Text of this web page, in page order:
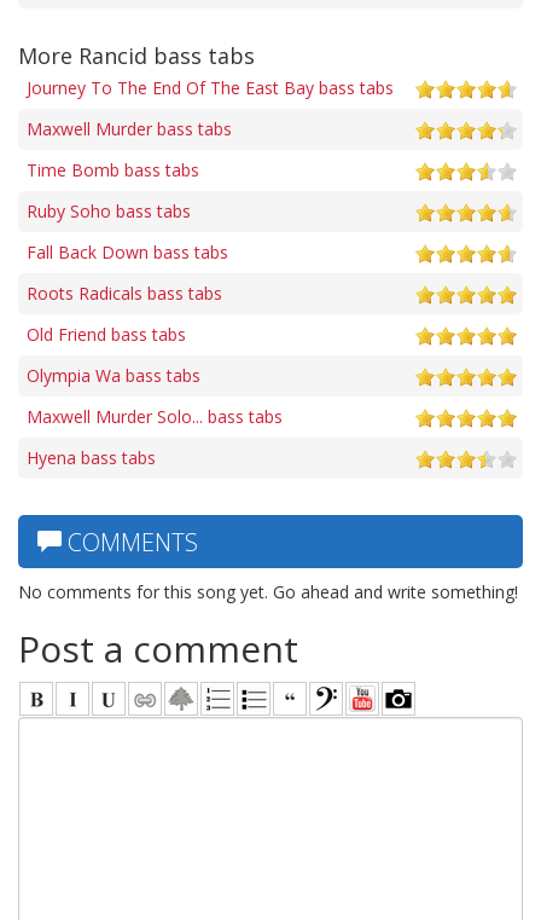
More Rancid bass tabs
Journey To The End Of The East Bay bass tabs
Maxwell Murder bass tabs
Time Bomb bass tabs
Ruby Soho bass tabs
Fall Back Down bass tabs
Roots Radicals bass tabs
Old Friend bass tabs
Olympia Wa bass tabs
Maxwell Murder Solo... bass tabs
Hyena bass tabs
COMMENTS
No comments for this song yet. Go ahead and write something!
Post a comment